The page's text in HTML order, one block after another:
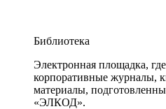
Библиотека
Электронная площадка,
корпоративные журналы,
материалы,
«ЭЛКОД».